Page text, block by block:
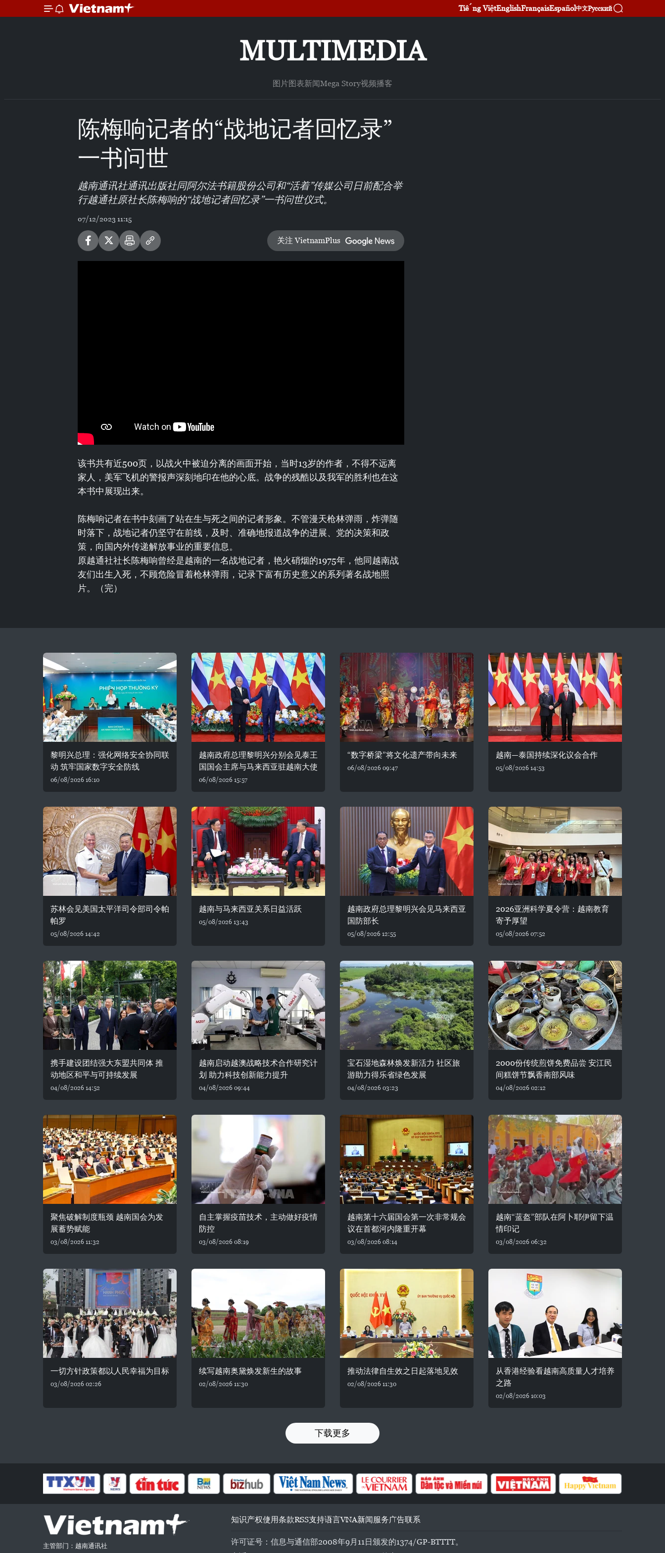
Tiếng ViệtEnglishFrançaisEspañol中文Русский
MULTIMEDIA
图片图表新闻Mega Story视频播客
陈梅响记者的“战地记者回忆录”
一书问世
越南通讯社通讯出版社同阿尔法书籍股份公司和“活着”传媒公司日前配合举
行越通社原社长陈梅响的“战地记者回忆录”一书问世仪式。
07/12/2023 11:15
关注 VietnamPlus
该书共有近500页，以战火中被迫分离的画面开始，当时13岁的作者，不得不远离
家人，美军飞机的警报声深刻地印在他的心底。战争的残酷以及我军的胜利也在这
本书中展现出来。
陈梅响记者在书中刻画了站在生与死之间的记者形象。不管漫天枪林弹雨，炸弹随
时落下，战地记者仍坚守在前线，及时、准确地报道战争的进展、党的决策和政
策，向国内外传递解放事业的重要信息。
原越通社社长陈梅响曾经是越南的一名战地记者，艳火硝烟的1975年，他同越南战
友们出生入死，不顾危险冒着枪林弹雨，记录下富有历史意义的系列著名战地照
片。（完）
黎明兴总理：强化网络安全协同联
动 筑牢国家数字安全防线
06/08/2026 16:10
越南政府总理黎明兴分别会见泰王
国国会主席与马来西亚驻越南大使
06/08/2026 15:57
“数字桥梁”将文化遗产带向未来
06/08/2026 09:47
越南—泰国持续深化议会合作
05/08/2026 14:53
苏林会见美国太平洋司令部司令帕
帕罗
05/08/2026 14:42
越南与马来西亚关系日益活跃
05/08/2026 13:43
越南政府总理黎明兴会见马来西亚
国防部长
05/08/2026 12:55
2026亚洲科学夏令营：越南教育
寄予厚望
05/08/2026 07:52
携手建设团结强大东盟共同体 推
动地区和平与可持续发展
04/08/2026 14:52
越南启动越澳战略技术合作研究计
划 助力科技创新能力提升
04/08/2026 09:44
宝石湿地森林焕发新活力 社区旅
游助力得乐省绿色发展
04/08/2026 03:23
2000份传统煎饼免费品尝 安江民
间糕饼节飘香南部风味
04/08/2026 02:12
聚焦破解制度瓶颈 越南国会为发
展蓄势赋能
03/08/2026 11:32
自主掌握疫苗技术，主动做好疫情
防控
03/08/2026 08:19
越南第十六届国会第一次非常规会
议在首都河内隆重开幕
03/08/2026 08:14
越南“蓝盔”部队在阿卜耶伊留下温
情印记
03/08/2026 06:32
一切方针政策都以人民幸福为目标
03/08/2026 02:26
续写越南奥黛焕发新生的故事
02/08/2026 11:30
推动法律自生效之日起落地见效
02/08/2026 11:30
从香港经验看越南高质量人才培养
之路
02/08/2026 10:03
下载更多
主管部门：越南通讯社
知识产权使用条款RSS支持语言VNA新闻服务广告联系
许可证号：信息与通信部2008年9月11日颁发的1374/GP-BTTTT。